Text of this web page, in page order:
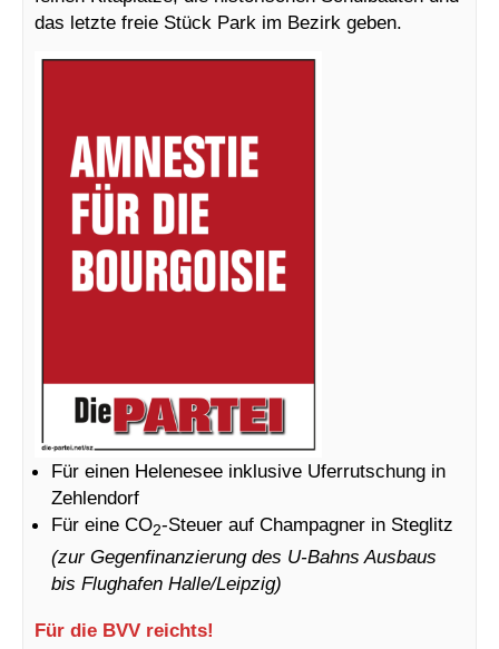
das letzte freie Stück Park im Bezirk geben.
Für einen Helenesee inklusive Uferrutschung in
Zehlendorf
Für eine CO2-Steuer auf Champagner in Steglitz
(zur Gegenfinanzierung des U-Bahns Ausbaus
bis Flughafen Halle/Leipzig)
Für die BVV reichts!